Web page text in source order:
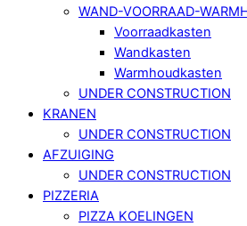
WAND-VOORRAAD-
Voorraadkasten
Wandkasten
Warmhoudkasten
UNDER CONSTRUCTION
KRANEN
UNDER CONSTRUCTION
AFZUIGING
UNDER CONSTRUCTION
PIZZERIA
PIZZA KOELINGEN